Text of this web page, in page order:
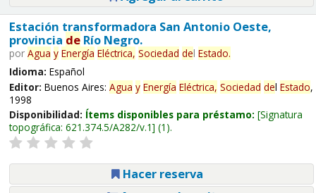
Estación transformadora San Antonio Oeste,
provincia deRío Negro.
por Agua y Energía Eléctrica, Sociedad del Estado.
Idioma: Español
Editor: Buenos Aires: Agua y Energía Eléctrica, Sociedad del Estado,
1998
Disponibilidad: Ítems disponibles para préstamo: Signatura
topográfica: 621.374.5/A282/v.1 (1).
Hacer reserva